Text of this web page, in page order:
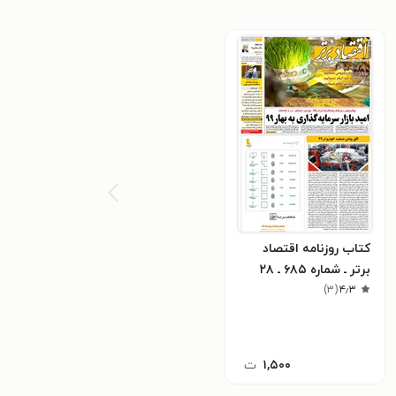
کتاب روزنامه اقتصاد
برتر ـ شماره ۶٨۵ ـ ٢٨
اسفند ٩٨
۴٫۳(۳)
۱,۵۰۰ ت